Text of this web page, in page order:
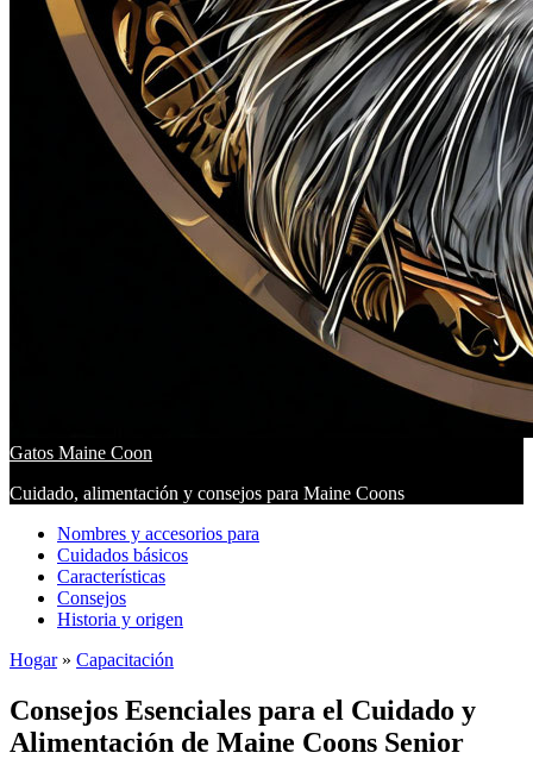
Gatos Maine Coon
Cuidado, alimentación y consejos para Maine Coons
Nombres y accesorios para
Cuidados básicos
Características
Consejos
Historia y origen
Hogar» Capacitación
Consejos Esenciales para el Cuidado y
Alimentación de Maine Coons Senior